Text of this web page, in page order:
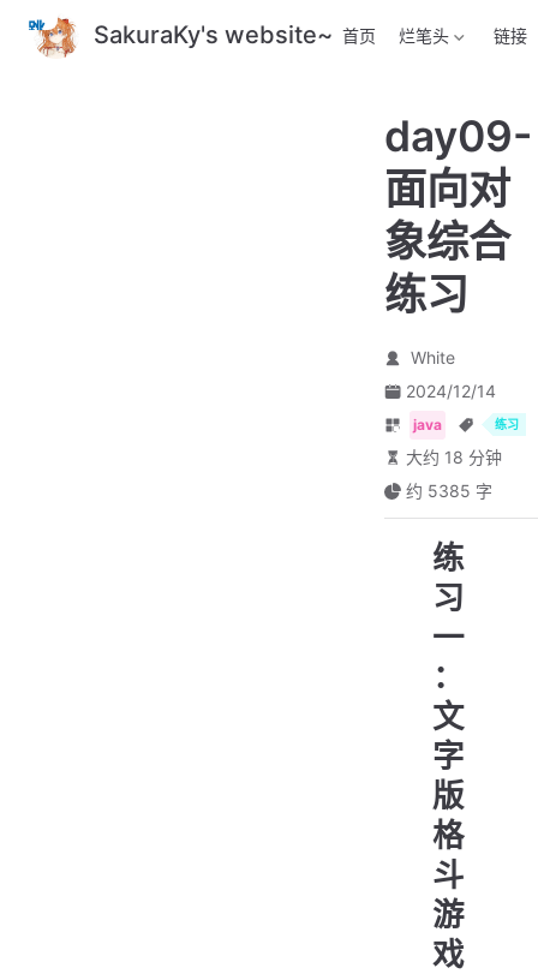
跳
至
SakuraKy's website~ 首页 烂笔头 链接
day09-
面向对
象综合
练习
White
2024/12/14
java 练习
大约 18 分钟
约 5385 字
练
习
一
：
文
字
版
格
斗
游
戏